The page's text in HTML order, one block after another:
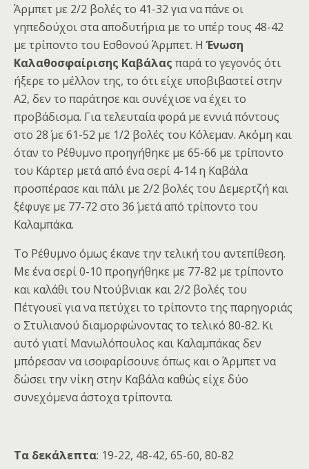
Άρμπετ με 2/2 βολές το 41-32 για να πάνε οι
γηπεδούχοι στα αποδυτήρια με το υπέρ τους 48-42
με τρίποντο του Εσθονού Άρμπετ. ΗΈνωση
Καλαθοσφαίρισης Καβάλας παρά το γεγονός ότι
ήξερε το μέλλον της, το ότι είχε υποβιβαστεί στην
Α2, δεν το παράτησε και συνέχισε να έχει το
προβάδισμα. Για τελευταία φορά με εννιά πόντους
στο 28΄ με 61-52 με 1/2 βολές του Κόλεμαν. Ακόμη και
όταν το Ρέθυμνο προηγήθηκε με 65-66 με τρίποντο
του Κάρτερ μετά από ένα σερί 4-14 η Καβάλα
προσπέρασε και πάλι με 2/2 βολές του Δεμερτζή και
ξέφυγε με 77-72 στο 36΄ μετά από τρίποντο του
Καλαμπάκα.
Το Ρέθυμνο όμως έκανε την τελική του αντεπίθεση.
Με ένα σερί 0-10 προηγήθηκε με 77-82 με τρίποντο
και καλάθι του Ντούβνιακ και 2/2 βολές του
Πέτγουεϊ για να πετύχει το τρίποντο της παρηγοριάς
ο Στυλιανού διαμορφώνοντας το τελικό 80-82. Κι
αυτό γιατί Μανωλόπουλος και Καλαμπάκας δεν
μπόρεσαν να ισοφαρίσουνε όπως και ο Άρμπετ να
δώσει την νίκη στην Καβάλα καθώς είχε δύο
συνεχόμενα άστοχα τρίποντα.
Τα δεκάλεπτα: 19-22, 48-42, 65-60, 80-82